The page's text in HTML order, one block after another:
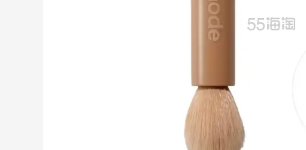
满赠正装橘子眼霜+精华唇蜜等好礼
Bloomingdales：美妆大促！入手 Dior、